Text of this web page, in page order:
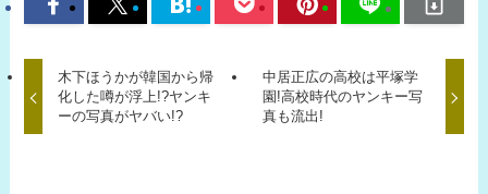
木下ほうかが韓国から帰
化した噂が浮上!?ヤンキ
ーの写真がヤバい!?
中居正広の高校は平塚学
園!高校時代のヤンキー写
真も流出!